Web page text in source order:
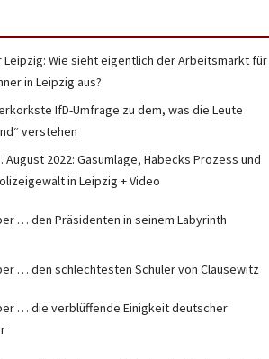
Wie sieht eigentlich der Arbeitsmarkt für
in Leipzig aus?
IfD-Umfrage zu dem, was die Leute
verstehen
August 2022: Gasumlage, Habecks Prozess und
in Leipzig + Video
… den Präsidenten in seinem Labyrinth
… den schlechtesten Schüler von Clausewitz
… die verblüffende Einigkeit deutscher